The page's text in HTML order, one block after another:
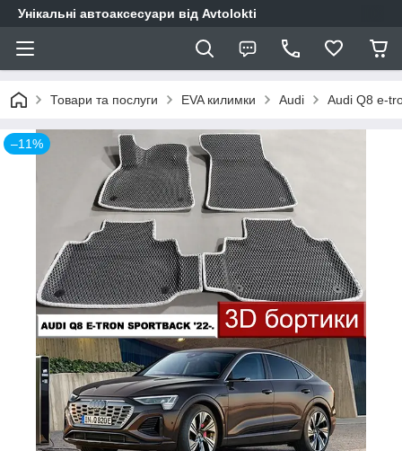
Унікальні автоаксесуари від Avtolokti
Товари та послуги EVA килимки Audi Audi Q8 e-
–11%